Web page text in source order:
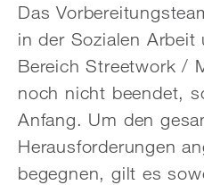
Das
in der Sozialen
Bereich Streetwork /
noch nicht beendet,
Anfang. Um den
Herausforderungen
begegnen, gilt es